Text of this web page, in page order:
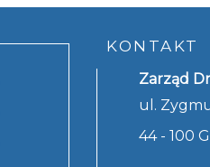
KONTAKT
Zarząd
ul.
44 - 100